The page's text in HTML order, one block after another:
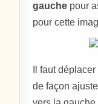
gauche pour
pour cette
Il faut
de façon